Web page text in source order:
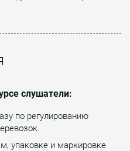
слушатели:
по регулированию
упаковке и маркировке